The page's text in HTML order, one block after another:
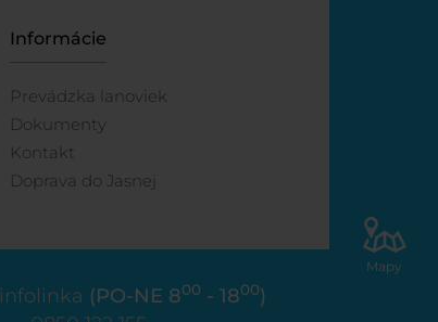
Mapy
Informácie
Prevádzka lanoviek
Dokumenty
Kontakt
Doprava do Jasnej
infolinka (PO-NE 800 - 1800)